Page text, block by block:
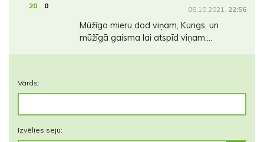
20 0 06.10.2021. 22:56
Mūžīgo mieru dod viņam, Kungs, un
mūžīgā gaisma lai atspīd viņam....
Vārds:
Izvēlies seju: